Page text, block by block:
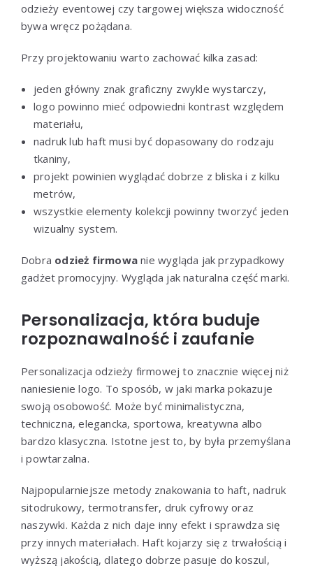
odzieży eventowej czy targowej większa widoczność
bywa wręcz pożądana.
Przy projektowaniu warto zachować kilka zasad:
jeden główny znak graficzny zwykle wystarczy,
logo powinno mieć odpowiedni kontrast względem
materiału,
nadruk lub haft musi być dopasowany do rodzaju
tkaniny,
projekt powinien wyglądać dobrze z bliska i z kilku
metrów,
wszystkie elementy kolekcji powinny tworzyć jeden
wizualny system.
Dobra odzież firmowa nie wygląda jak przypadkowy
gadżet promocyjny. Wygląda jak naturalna część marki.
Personalizacja, która buduje
rozpoznawalność i zaufanie
Personalizacja odzieży firmowej to znacznie więcej niż
naniesienie logo. To sposób, w jaki marka pokazuje
swoją osobowość. Może być minimalistyczna,
techniczna, elegancka, sportowa, kreatywna albo
bardzo klasyczna. Istotne jest to, by była przemyślana
i powtarzalna.
Najpopularniejsze metody znakowania to haft, nadruk
sitodrukowy, termotransfer, druk cyfrowy oraz
naszywki. Każda z nich daje inny efekt i sprawdza się
przy innych materiałach. Haft kojarzy się z trwałością i
wyższą jakością, dlatego dobrze pasuje do koszul,